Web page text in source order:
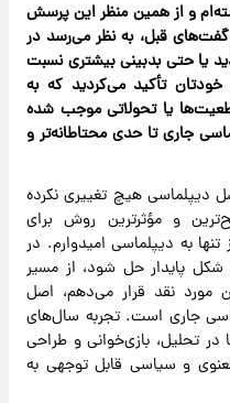
و از همین منظر این پرسش
قبل، به نظر می‌رسد در
یا حتی بدبینی بیشتری نسبت
تأکید می‌کردید که به
یا تحولاتی موجب شده
جاری تا حدی محتاطانه‌تر و
دیپلماسی هیچ تغییری نکرده
و مؤثرترین روش برای
به دیپلماسی امیدوارم. در
شکل پایدار حل شود، از مسیر
نقد قرار می‌دهم، اصل
جاری است. تجربه سال‌های
تحلیل، بازی‌خوانی و طراحی
و سیاسی قابل توجهی به